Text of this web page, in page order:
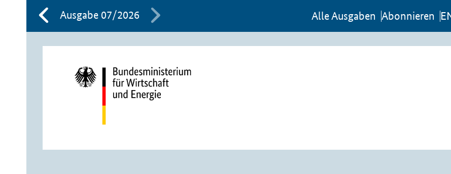
Ausgabe 07/2026 Al­le Aus­ga­ben Abon­nie­ren